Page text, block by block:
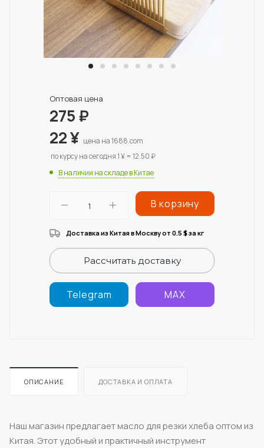
Оптовая цена
275₽
22¥ цена на 1688.com
по курсу на сегодня 1 ¥ = 12.50 ₽
В наличии на складе в Китае
В корзину
Доставка из Китая в Москву от 0.5 $за кг
Рассчитать доставку
Telegram MAX
ОПИСАНИЕ ДОСТАВКА И ОПЛАТА
Наш магазин предлагает масло для резки хлеба оптом из
Китая. Этот удобный и практичный инструмент